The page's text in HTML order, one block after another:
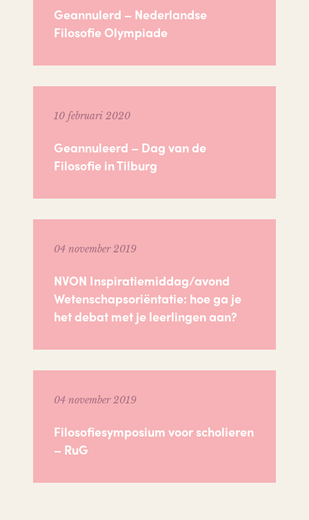
Geannulerd – Nederlandse
Filosofie Olympiade
10 februari 2020
Geannuleerd – Dag van de
Filosofie in Tilburg
04 november 2019
NVON Inspiratiemiddag/avond
Wetenschapsoriëntatie: hoe ga je
het debat met je leerlingen aan?
04 november 2019
Filosofiesymposium voor scholieren
– RuG